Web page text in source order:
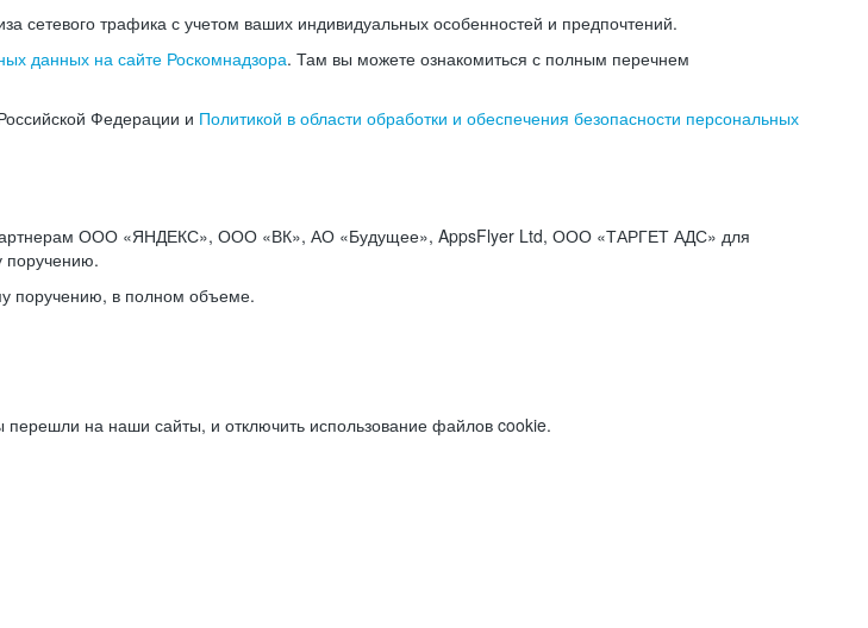
трафика с учетом ваших индивидуальных особенностей и предпочтений.
данных на сайте Роскомнадзора. Там вы можете ознакомиться с полным перечнем
Федерации и Политикой в области обработки и обеспечения безопасности персональных
ООО «ЯНДЕКС», ООО «ВК», АО «Будущее», AppsFlyer Ltd, ООО «ТАРГЕТ АДС» для
поручению.
поручению, в полном объеме.
перешли на наши сайты, и отключить использование файлов cookie.